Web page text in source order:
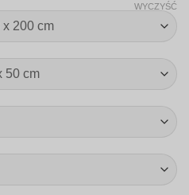
od
238,00 zł
do
454,00 zł
WYCZYŚĆ